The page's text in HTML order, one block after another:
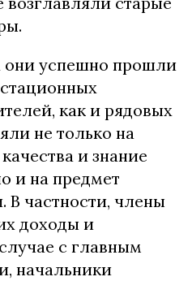
они успешно прошли
как и рядовых
не только на
и знание
и на предмет
В частности, члены
доходы и
с главным
начальники